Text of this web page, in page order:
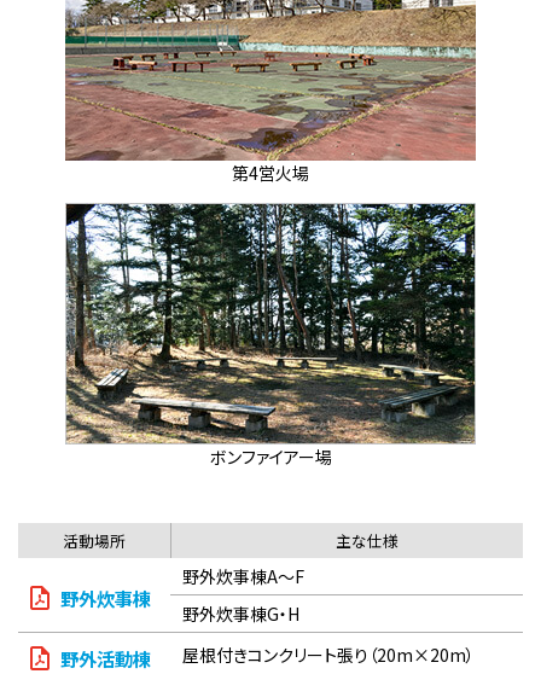
第4営火場
ボンファイアー場
活動場所 主な仕様
野外炊事棟
野外炊事棟A～F
野外炊事棟G・H
野外活動棟 屋根付きコンクリート張り（20m×20m）